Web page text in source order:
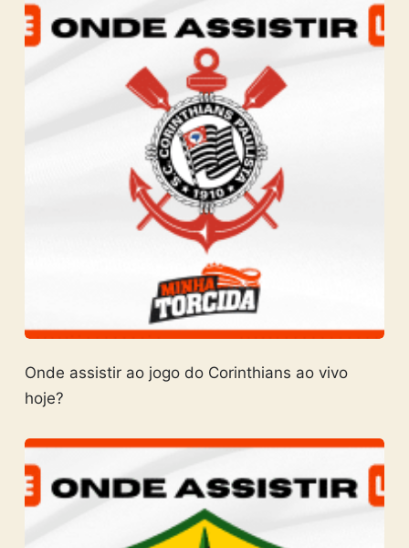
Onde assistir ao jogo do Corinthians ao vivo
hoje?